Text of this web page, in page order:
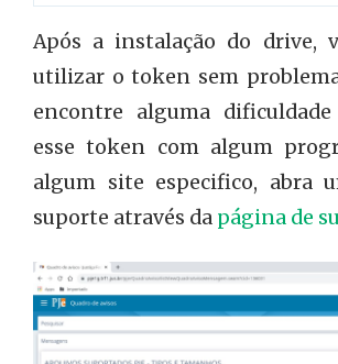
Após a instalação do drive,
utilizar o token sem
encontre alguma
esse token com algum
algum site especifico, abra
suporte através da página de